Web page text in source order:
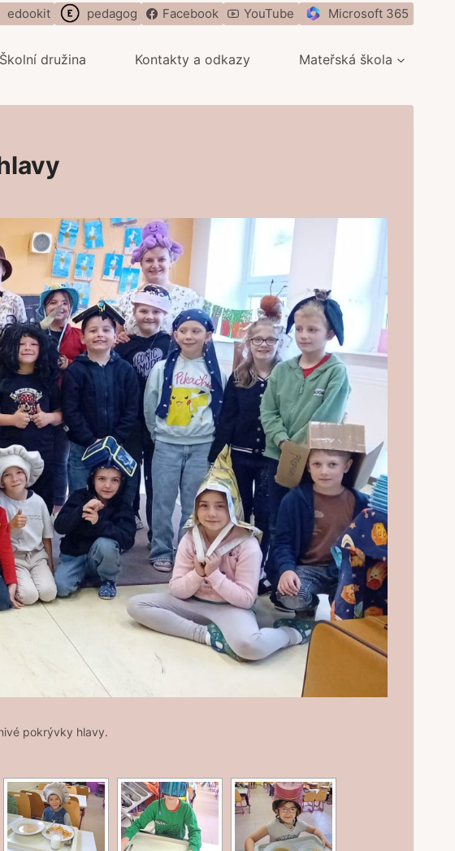
edookit pedagog Facebook YouTube Microsoft 365
Školní družina Kontakty a odkazy Mateřská škola
pokrývky hlavy.